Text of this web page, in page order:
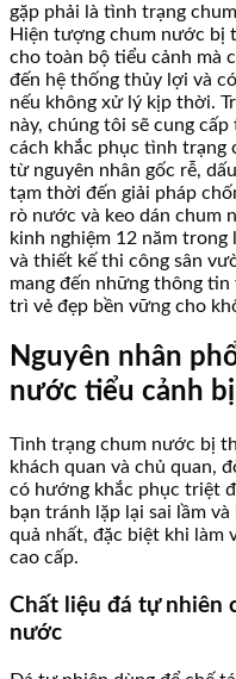
gặp phải là tình trạng
Hiện tượng chum nước bị
cho toàn bộ tiểu cảnh mà
đến hệ thống thủy lợi và
nếu không xử lý kịp thời.
này, chúng tôi sẽ cung
cách khắc phục tình
từ nguyên nhân gốc rễ,
tạm thời đến giải pháp
rò nước và keo dán chum
kinh nghiệm 12 năm
và thiết kế thi công sân
mang đến những thông
trì vẻ đẹp bền vững cho
Nguyên nhân
nước tiểu cảnh
Tình trạng chum nước bị
khách quan và chủ quan,
có hướng khắc phục triệt
bạn tránh lặp lại sai lầm
quả nhất, đặc biệt khi làm
cao cấp.
Chất liệu đá tự nhiên
nước